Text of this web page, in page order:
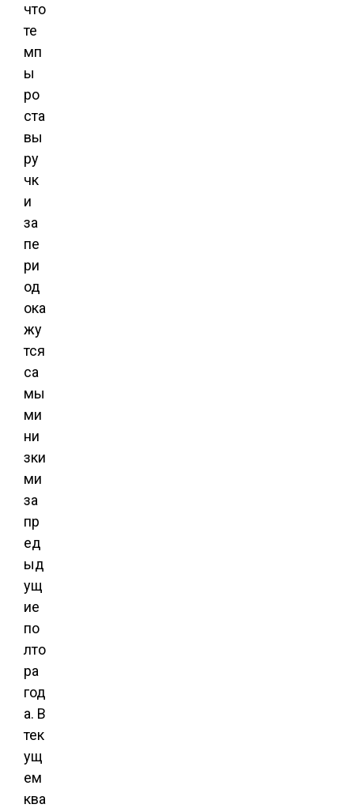
что
те
мп
ы
ро
ста
вы
ру
чк
и
за
пе
ри
од
ока
жу
тся
са
мы
ми
ни
зки
ми
за
пр
ед
ыд
ущ
ие
по
лто
ра
год
а. В
тек
ущ
ем
ква